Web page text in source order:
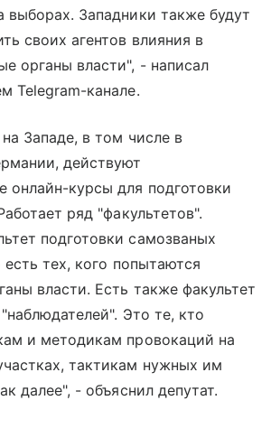
выборах. Западники также будут
своих агентов влияния в
органы власти", - написал
Telegram-канале.
Западе, в том числе в
действуют
онлайн-курсы для подготовки
ряд "факультетов".
подготовки самозваных
есть тех, кого попытаются
власти. Есть также факультет
Это те, кто
и методикам провокаций на
тактикам нужных им
далее", - объяснил депутат.